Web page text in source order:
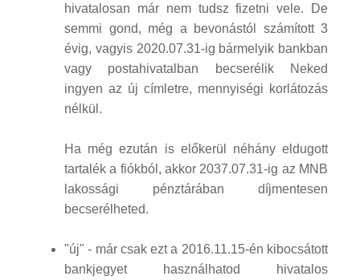
hivatalosan már nem tudsz fizetni vele. De
semmi gond, még a bevonástól számított 3
évig, vagyis 2020.07.31-ig bármelyik bankban
vagy postahivatalban becserélik Neked
ingyen az új címletre, mennyiségi korlátozás
nélkül.
Ha még ezután is előkerül néhány eldugott
tartalék a fiókból, akkor 2037.07.31-ig az MNB
lakossági pénztárában díjmentesen
becserélheted.
"új" - már csak ezt a 2016.11.15-én kibocsátott
bankjegyet használhatod hivatalos